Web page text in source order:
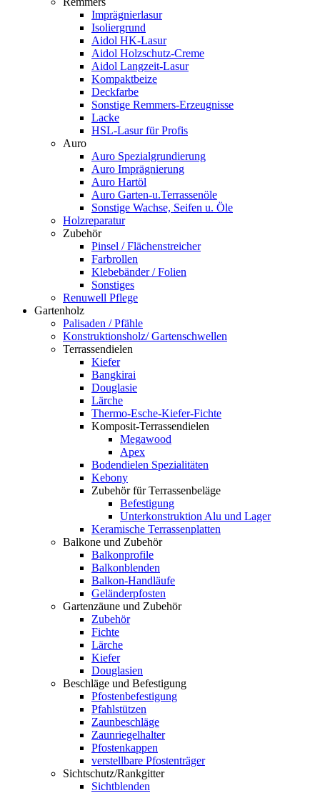
Imprägnierlasur
Isoliergrund
Aidol HK-Lasur
Aidol Holzschutz-Creme
Aidol Langzeit-Lasur
Kompaktbeize
Deckfarbe
Sonstige Remmers-Erzeugnisse
Lacke
HSL-Lasur für Profis
Auro
Auro Spezialgrundierung
Auro Imprägnierung
Auro Hartöl
Auro Garten-u.Terrassenöle
Sonstige Wachse, Seifen u. Öle
Holzreparatur
Zubehör
Pinsel / Flächenstreicher
Farbrollen
Klebebänder / Folien
Sonstiges
Renuwell Pflege
Gartenholz
Palisaden / Pfähle
Konstruktionsholz/ Gartenschwellen
Terrassendielen
Kiefer
Bangkirai
Douglasie
Lärche
Thermo-Esche-Kiefer-Fichte
Komposit-Terrassendielen
Megawood
Apex
Bodendielen Spezialitäten
Kebony
Zubehör für Terrassenbeläge
Befestigung
Unterkonstruktion Alu und Lager
Keramische Terrassenplatten
Balkone und Zubehör
Balkonprofile
Balkonblenden
Balkon-Handläufe
Geländerpfosten
Gartenzäune und Zubehör
Zubehör
Fichte
Lärche
Kiefer
Douglasien
Beschläge und Befestigung
Pfostenbefestigung
Pfahlstützen
Zaunbeschläge
Zaunriegelhalter
Pfostenkappen
verstellbare Pfostenträger
Sichtschutz/Rankgitter
Sichtblenden